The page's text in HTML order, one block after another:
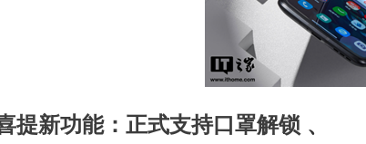
提新功能：正式支持口罩解锁 、